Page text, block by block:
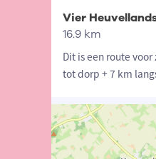
Vier
16.9 km
Dit is een route
tot dorp + 7 km